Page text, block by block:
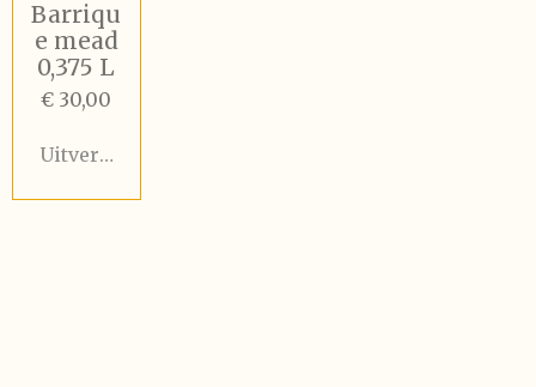
Barriqu
e mead
0,375 L
€ 30,00
Uitverkocht